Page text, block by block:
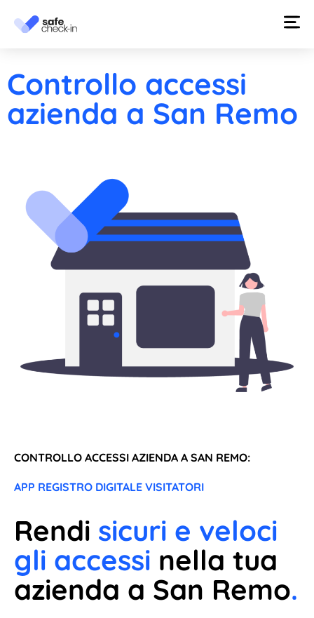
Controllo accessi
azienda a San Remo
CONTROLLO ACCESSI AZIENDA A SAN REMO:
APP REGISTRO DIGITALE VISITATORI
Rendi sicuri e veloci
gli accessi nella tua
azienda a San Remo.